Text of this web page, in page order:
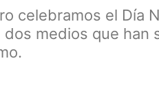
celebramos el Día
dos medios que han